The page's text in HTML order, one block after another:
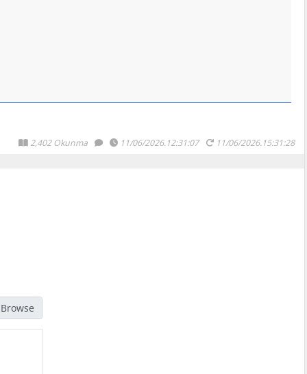
2,402 Okunma 11/06/2026.12:31:07 11/06/2026.15:31:28
jpg, gif, png türündeki resimleri seçmelisiniz